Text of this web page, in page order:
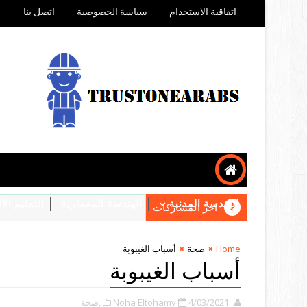
اتفاقية الاستخدام سياسة الخصوصية اتصل بنا
الهندسة المدنية
اخر المشاركات
Home صحة أسباب الغيبوبة
أسباب الغيبوبة
Noha Eltohamy 4/03/2021 ,صحة